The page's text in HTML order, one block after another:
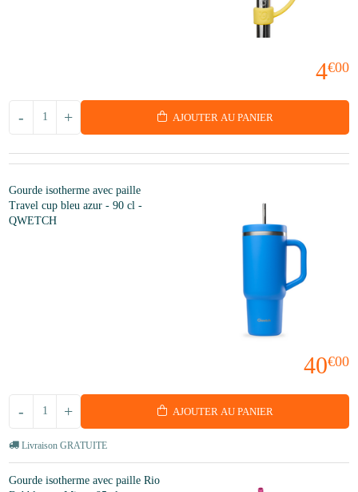
4€00
+
- AJOUTER AU PANIER
Gourde isotherme avec paille
Travel cup bleu azur - 90 cl -
QWETCH
40€00
+
- AJOUTER AU PANIER
Livraison GRATUITE
Gourde isotherme avec paille Rio